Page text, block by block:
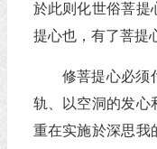
於此则化世俗菩提
提心也，有了菩提
修菩提心必须
轨、以空洞的发心
重在实施於深思我